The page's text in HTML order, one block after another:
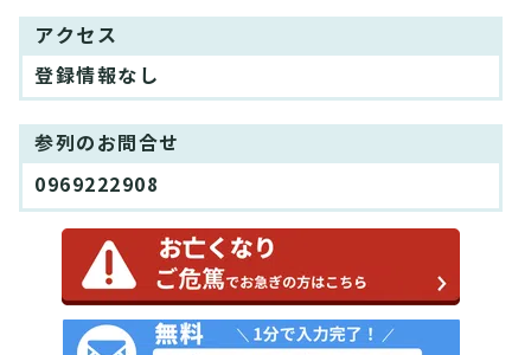
アクセス
登録情報なし
参列のお問合せ
0969222908